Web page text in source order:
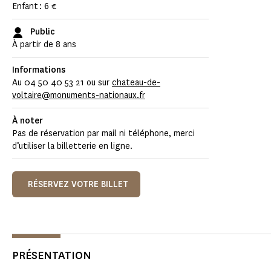
Enfant : 6 €
Public
À partir de 8 ans
Informations
Au 04 50 40 53 21 ou sur chateau-de-
voltaire@monuments-nationaux.fr
À noter
Pas de réservation par mail ni téléphone, merci
d’utiliser la billetterie en ligne.
RÉSERVEZ VOTRE BILLET
PRÉSENTATION